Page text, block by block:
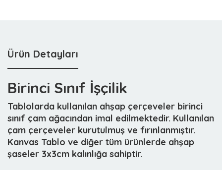
Ürün Detayları
Birinci Sınıf İşçilik
Tablolarda kullanılan ahşap çerçeveler birinci
sınıf çam ağacından imal edilmektedir. Kullanılan
çam çerçeveler kurutulmuş ve fırınlanmıştır.
Kanvas Tablo ve diğer tüm ürünlerde ahşap
şaseler 3x3cm kalınlığa sahiptir.